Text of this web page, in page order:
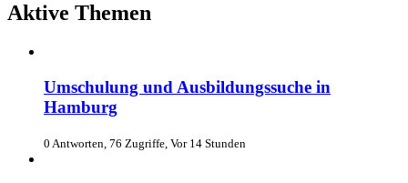
Aktive Themen
Umschulung und Ausbildungssuche in
Hamburg
0 Antworten, 76 Zugriffe, Vor 14 Stunden